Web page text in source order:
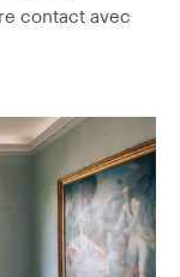
contact avec